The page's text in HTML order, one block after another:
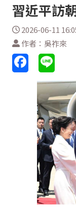
習近平訪
2026-06-11
作者：吳祚來